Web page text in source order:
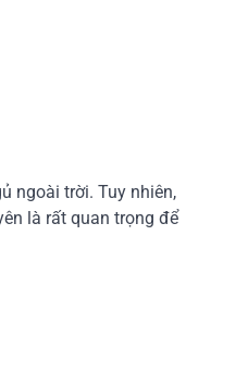
ngoài trời. Tuy nhiên,
là rất quan trọng để